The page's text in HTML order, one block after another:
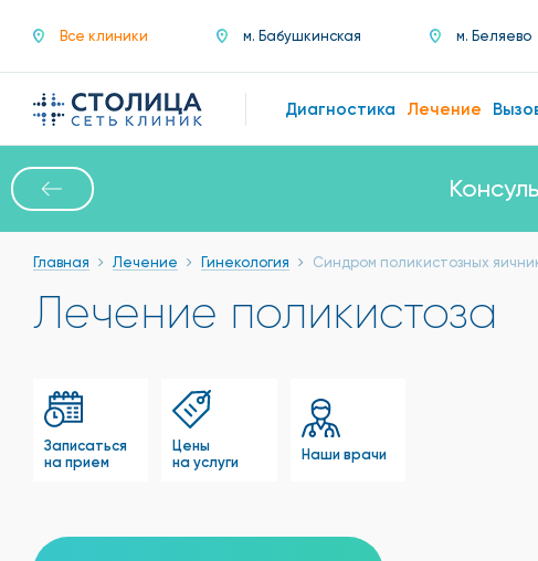
Все клиники м. Бабушкинская м. Беляево
Диагностика Лечение
Главная Лечение Гинекология Синдром поликистозных
Лечение поликистоза
Записаться
на прием
Цены
на услуги
Наши врачи